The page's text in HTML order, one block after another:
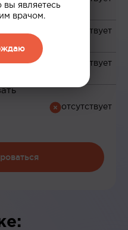
вы являетесь
врачом.